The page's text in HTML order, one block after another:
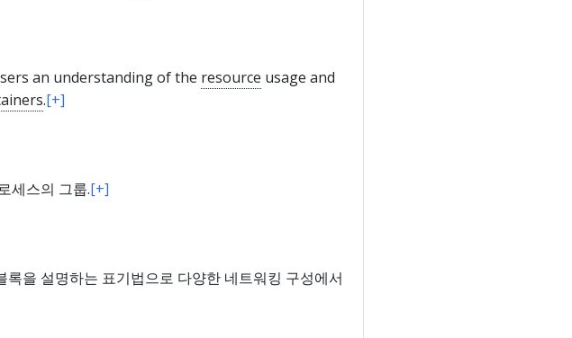
an understanding of the resource usage and
.[+]
세스의 그룹.[+]
을 설명하는 표기법으로 다양한 네트워킹 구성에서